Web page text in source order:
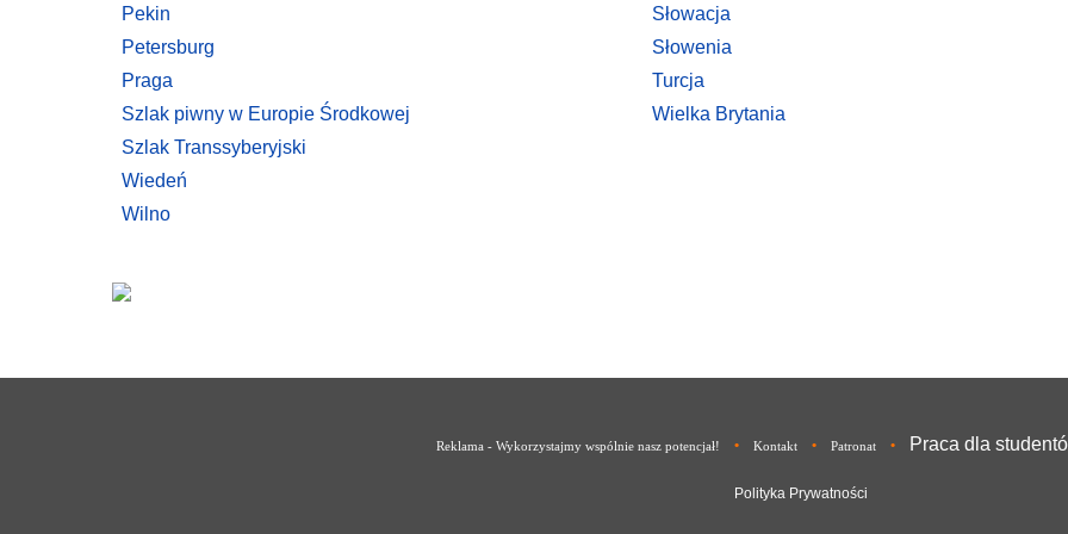
Pekin
Petersburg
Praga
Szlak piwny w Europie Środkowej
Szlak Transsyberyjski
Wiedeń
Wilno
Słowacja
Słowenia
Turcja
Wielka Brytania
Reklama - Wykorzystajmy wspólnie nasz potencjał! • Kontakt • Patronat • Praca dla
Polityka Prywatności